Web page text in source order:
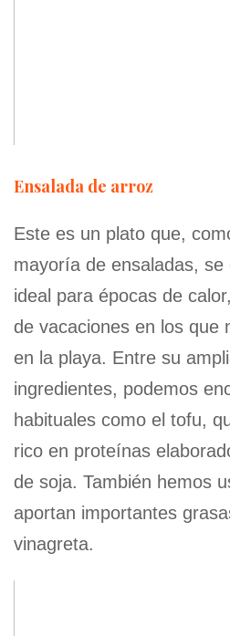
Ensalada de arroz
Este es un plato que,
mayoría de ensaladas,
ideal para épocas de
de vacaciones en los que
en la playa. Entre su
ingredientes, podemos
habituales como el tofu,
rico en proteínas
de soja. También hemos
aportan importantes
vinagreta.